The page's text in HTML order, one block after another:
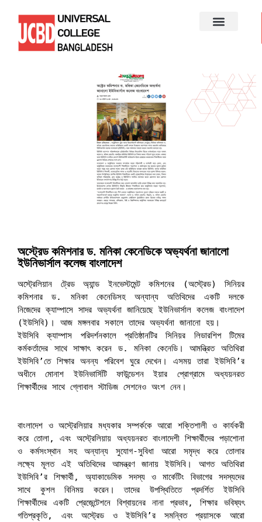
অস্ট্রেড কমিশনার ড. মনিকা কেনেডিকে অভ্যর্থনা জানালো
ইউনিভার্সাল কলেজ বাংলাদেশ
অস্ট্রেলিয়ান ট্রেড অ্যান্ড ইনভেস্টমেন্ট কমিশনের (অস্ট্রেড) সিনিয়র
কমিশনার ড. মনিকা কেনেডিসহ অন্যান্য অতিথিদের একটি দলকে
নিজেদের ক্যাম্পাসে সাদর অভ্যর্থনা জানিয়েছে ইউনিভার্সাল কলেজ বাংলাদেশ
(ইউসিবি)। আজ মঙ্গলবার সকালে তাদের অভ্যর্থনা জানানো হয়।
ইউসিবি ক্যাম্পাস পরিদর্শনকালে প্রতিষ্ঠানটির সিনিয়র লিডারশিপ টিমের
কর্মকর্তাদের সাথে সাক্ষাৎ করেন ড. মনিকা কেনেডি। আমন্ত্রিত অতিথিরা
ইউসিবি’তে শিক্ষার অনন্য পরিবেশ ঘুরে দেখেন। এসময় তারা ইউসিবি’র
অধীনে মোনাশ ইউনিভার্সিটি ফাউন্ডেশন ইয়ার প্রোগ্রামে অধ্যয়নরত
বাংলাদেশ ও অস্ট্রেলিয়ার মধ্যকার সম্পর্ককে আরো শক্তিশালী ও কার্যকরী
করে তোলা, এবং অস্ট্রেলিয়ায় অধ্যয়নরত বাংলাদেশী শিক্ষার্থীদের পড়াশোনা
ও কর্মসংস্থান সহ অন্যান্য সুযোগ-সুবিধা আরো সমৃদ্ধ করে তোলার
লক্ষ্যে মূলত এই অতিথিদের আমন্ত্রণ জানায় ইউসিবি। আগত অতিথিরা
ইউসিবি’র শিক্ষার্থী, অ্যাকাডেমিক সদস্য ও মার্কেটিং বিভাগের সদস্যদের
সাথে কুশল বিনিময় করেন। তাদের উপস্থিতিতে প্রদর্শিত ইউসিবি
শিক্ষার্থীদের একটি প্রেজেন্টেশনে বিশ্বায়নের নানা প্রভাব, শিক্ষার ভবিষ্যৎ
গতিপ্রকৃতি, এবং অস্ট্রেড ও ইউসিবি’র সমন্বিত প্রয়াসকে আরো